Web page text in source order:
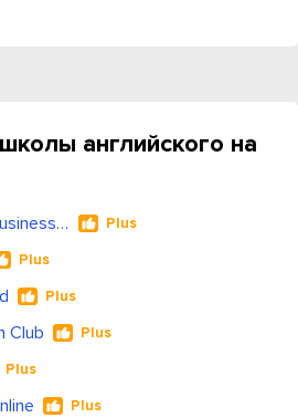
английского на
My English by Business Language Plus
Plus
Plus
Club Plus
Plus
Plus